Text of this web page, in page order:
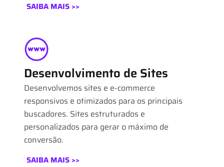
SAIBA MAIS >>
Desenvolvimento de Sites
Desenvolvemos sites e e-commerce
responsivos e otimizados para os principais
buscadores. Sites estruturados e
personalizados para gerar o máximo de
conversão.
SAIBA MAIS >>